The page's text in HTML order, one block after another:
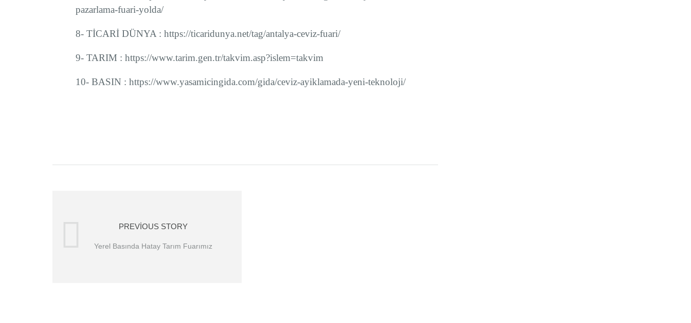
pazarlama-fuari-yolda/
8- TİCARİ DÜNYA : https://ticaridunya.net/tag/antalya-ceviz-fuari/
9- TARIM : https://www.tarim.gen.tr/takvim.asp?islem=takvim
10- BASIN : https://www.yasamicingida.com/gida/ceviz-ayiklamada-yeni-teknoloji/
PREVIOUS STORY
Yerel Basında Hatay Tarım Fuarımız